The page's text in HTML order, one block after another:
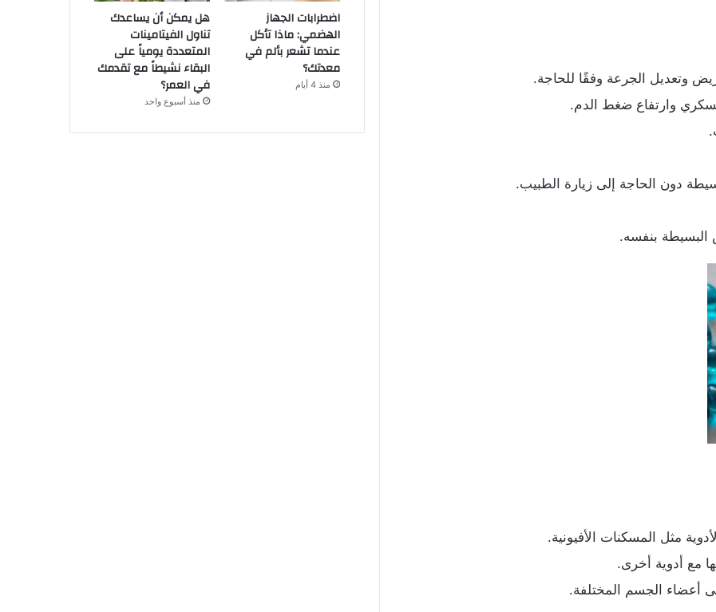
وتعديل الجرعة وفقًا للحاجة.
وارتفاع ضغط الدم.
دون الحاجة إلى زيارة الطبيب.
البسيطة بنفسه.
مثل المسكنات الأفيونية.
مع أدوية أخرى.
أعضاء الجسم المختلفة.
اضطرابات الجهاز
الهضمي: ماذا تأكل
عندما تشعر بألم في
معدتك؟
منذ 4 أيام
هل يمكن أن يساعدك
تناول الفيتامينات
المتعددة يومياً على
البقاء نشيطاً مع تقدمك
في العمر؟
منذ أسبوع واحد